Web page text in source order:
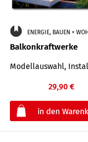
ENERGIE, BAUEN +
Balkonkraftwerke
Modellauswahl,
29,90 €